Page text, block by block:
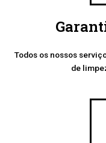
Todos os nossos
de